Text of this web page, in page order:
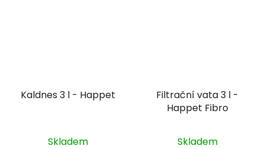
Kaldnes 3 l - Happet
Skladem
Filtrační vata 3 l -
Happet Fibro
Skladem